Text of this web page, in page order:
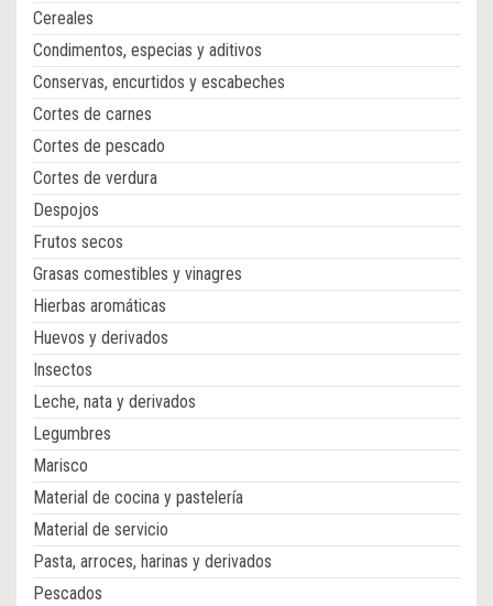
Cereales
Condimentos, especias y aditivos
Conservas, encurtidos y escabeches
Cortes de carnes
Cortes de pescado
Cortes de verdura
Despojos
Frutos secos
Grasas comestibles y vinagres
Hierbas aromáticas
Huevos y derivados
Insectos
Leche, nata y derivados
Legumbres
Marisco
Material de cocina y pastelería
Material de servicio
Pasta, arroces, harinas y derivados
Pescados